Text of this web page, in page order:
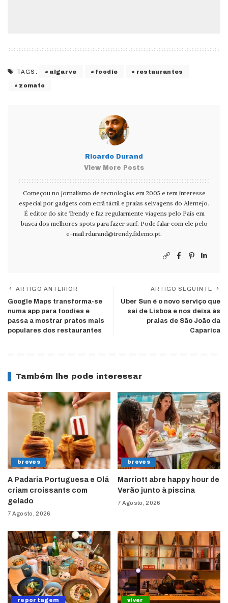
TAGS: algarve foodie restaurantes
zomato
Ricardo Durand
View More Posts
Começou no jornalismo de tecnologias em 2005 e tem interesse
especial por gadgets com ecrã táctil e praias selvagens do Alentejo.
É editor do site Trendy e faz regularmente viagens pelo País em
busca dos melhores spots para fazer surf. Pode falar com ele pelo
e-mail rdurand@trendy.fidemo.pt.
ARTIGO ANTERIOR
Google Maps transforma-se
numa app para foodies e
passa a mostrar pratos mais
populares dos restaurantes
ARTIGO SEGUINTE
Uber Sun é o novo serviço que
sai de Lisboa e nos deixa às
praias de São João da
Caparica
Também lhe pode interessar
breves
A Padaria Portuguesa e Olá
criam croissants com
gelado
7 Agosto, 2026
breves
Marriott abre happy hour de
Verão junto à piscina
7 Agosto, 2026
reportagem viver